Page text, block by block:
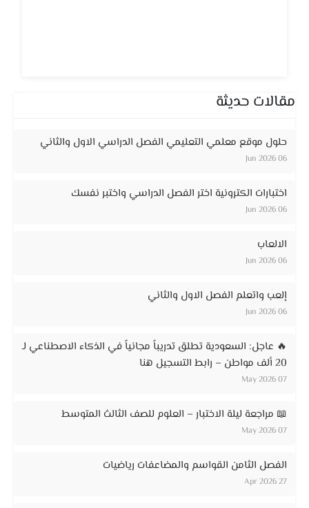
مقالات حديثة
حلول موقع معلمي التعليمي الفصل الدراسي الاول والثاني
06 Jun 2026
اختبارات الكترونية اختر الفصل الدراسي واختبر نفسك
06 Jun 2026
الالعاب
06 Jun 2026
إلعب واتعلم الفصل الاول والثاني
06 Jun 2026
🔥 عاجل: السعودية تطلق تدريباً مجانياً في الذكاء الاصطناعي لـ
20 ألف مواطن – رابط التسجيل هنا
07 May 2026
📖 مراجعة ليلة الاختبار – العلوم للصف الثالث المتوسط
07 May 2026
الفصل الثامن القواسم والمضاعفات رياضيات
27 Apr 2026